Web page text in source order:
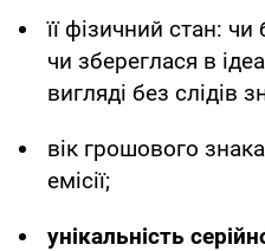
її фізичний стан: чи
чи збереглася в
вигляді без слідів
вік грошового
емісії;
унікальність